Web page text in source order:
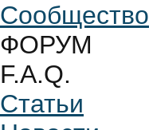
Сообщество
ФОРУМ
F.A.Q.
Статьи